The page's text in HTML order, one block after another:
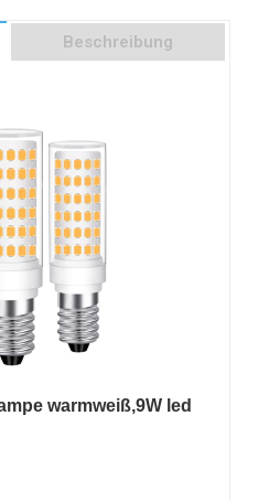
Beschreibung
warmweiß,9W led